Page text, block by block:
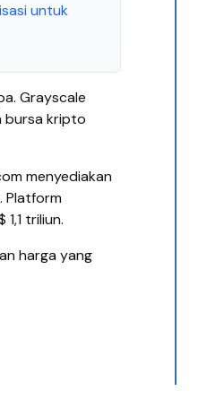
untuk
Grayscale
bursa kripto
menyediakan
Platform
triliun.
harga yang